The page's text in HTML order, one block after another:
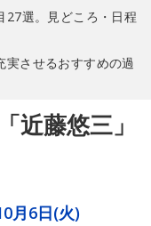
27選。見どころ・日程
実させるおすすめの過
藤悠三」
月6日(火)